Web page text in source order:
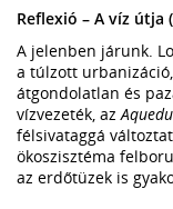
Reflexió – A víz útja
A jelenben járunk.
a túlzott
átgondolatlan és
vízvezeték, az
félsivataggá
ökoszisztéma
az erdőtüzek is